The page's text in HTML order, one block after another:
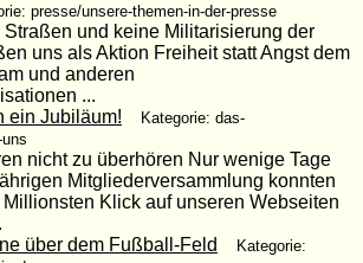
presse/unsere-themen-in-der-presse
Straßen und keine Militarisierung der
uns als Aktion Freiheit statt Angst dem
und anderen
...
ein Jubiläum!
Kategorie: das-
nicht zu überhören Nur wenige Tage
Mitgliederversammlung konnten
Klick auf unseren Webseiten
über dem Fußball-Feld
Kategorie: